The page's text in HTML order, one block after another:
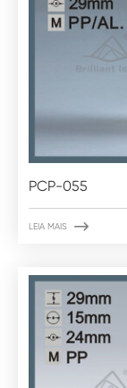
PCP-055
LEIA MAIS 